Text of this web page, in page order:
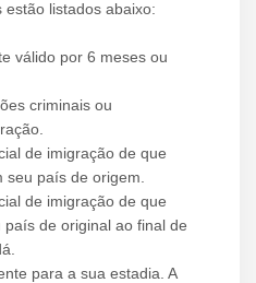
estão listados abaixo:
válido por 6 meses ou
criminais ou
de imigração de que
seu país de origem.
de imigração de que
de original ao final de
para a sua estadia. A